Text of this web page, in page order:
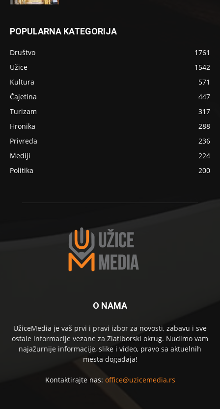
POPULARNA KATEGORIJA
Društvo
1761
Užice
1542
Kultura
571
Čajetina
447
Turizam
317
Hronika
288
Privreda
236
Mediji
224
Politika
200
O NAMA
UžiceMedia je vaš prvi i pravi izbor za novosti, zabavu i sve
ostale informacije vezane za Zlatiborski okrug. Nudimo vam
najažurnije informacije, slike i video, pravo sa aktuelnih
mesta događaja!
Kontaktirajte nas: office@uzicemedia.rs